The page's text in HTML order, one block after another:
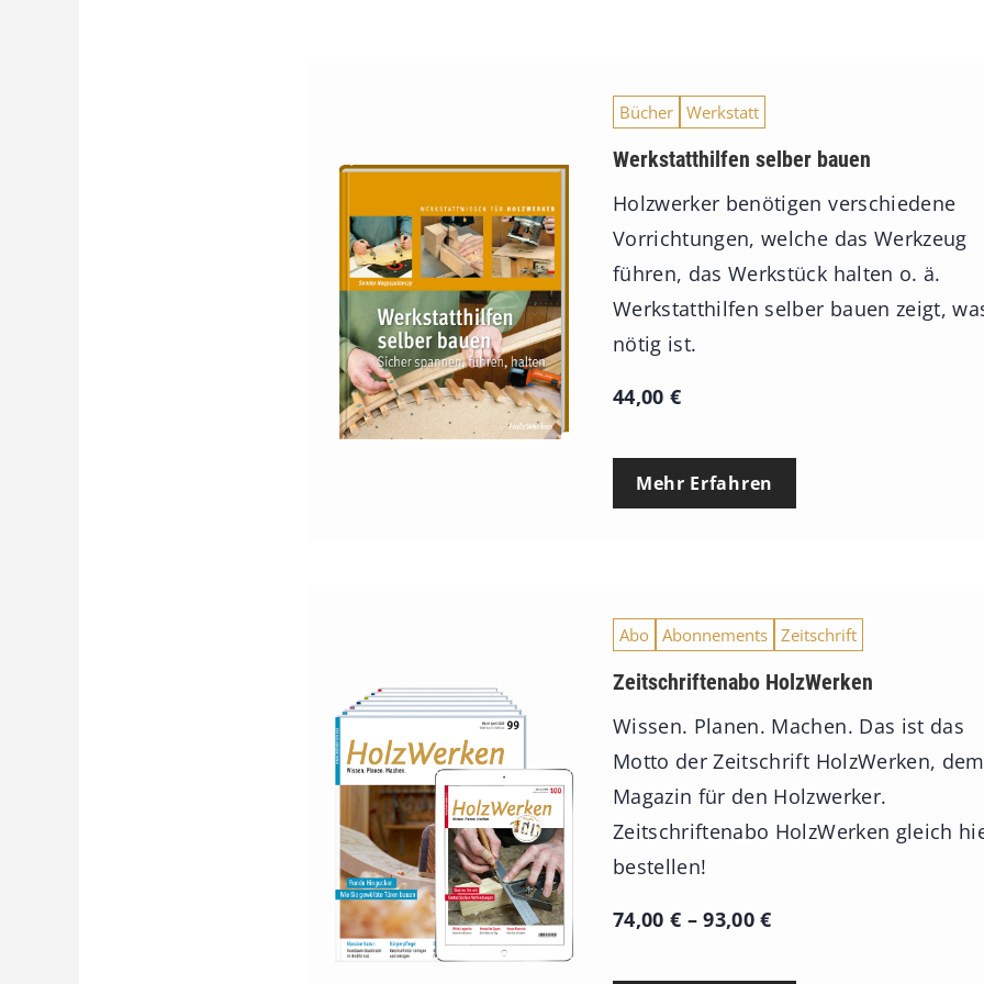
Bücher Werkstatt
Werkstatthilfen selber bauen
Holzwerker benötigen verschiedene
Vorrichtungen, welche das Werkzeug
führen, das Werkstück halten o. ä.
Werkstatthilfen selber bauen zeigt,
nötig ist.
44,00 €
Mehr Erfahren
Abo Abonnements Zeitschrift
Zeitschriftenabo HolzWerken
Wissen. Planen. Machen. Das ist das
Motto der Zeitschrift HolzWerken, dem
Magazin für den Holzwerker.
Zeitschriftenabo HolzWerken gleich
bestellen!
74,00 € –93,00€P